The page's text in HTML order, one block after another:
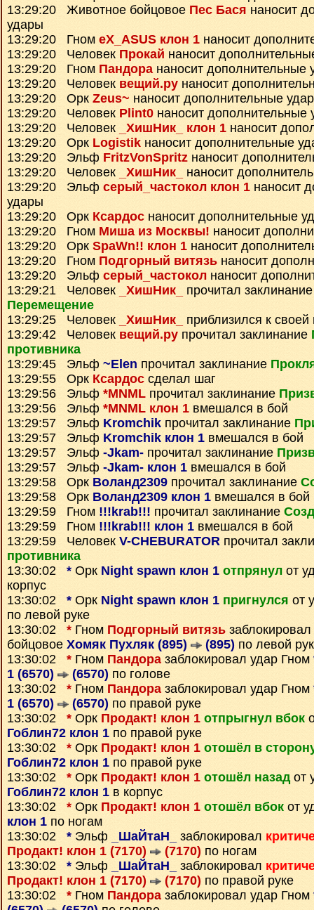
13:29:20 Животное бойцовое Пес Бася наносит
удары
13:29:20 Гном eX_ASUS клон 1 наносит
13:29:20 Человек Прокай наносит
13:29:20 Гном Пандорананосит дополнительные
13:29:20 Человек вещий.ру наносит
13:29:20 Орк Zeus~ наносит дополнительные
13:29:20 Человек Plint0 наносит дополнительные
13:29:20 Человек
_ХишНик_ клон 1 наносит
13:29:20 Орк Logistik наносит дополнительные
13:29:20 Эльф FritzVonSpritz наносит
13:29:20 Человек
_ХишНик_
наносит
13:29:20 Эльф серый_частокол клон 1 наносит
удары
13:29:20 Орк Ксардос наносит дополнительные
13:29:20 Гном Миша из Москвы! наносит
13:29:20 Орк SpaWn!! клон 1 наносит
13:29:20 Гном Подгорный витязь наносит
13:29:20 Эльф серый_частокол наносит
13:29:21 Человек
_ХишНик_
прочитал
Перемещение
13:29:25 Человек
_ХишНик_
приблизился к своей
13:29:42 Человек вещий.ру прочитал заклинание
противника
13:29:45 Эльф ~Elen прочитал заклинание
13:29:55 Орк Ксардос сделал шаг
13:29:56 Эльф *MNML прочитал заклинание
13:29:56 Эльф *MNML клон 1 вмешался в бой
13:29:57 Эльф Kromchik прочитал заклинание
13:29:57 Эльф Kromchik клон 1 вмешался в бой
13:29:57 Эльф -Jkam- прочитал заклинание
13:29:57 Эльф -Jkam- клон 1 вмешался в бой
13:29:58 Орк Воланд2309 прочитал заклинание
13:29:58 Орк Воланд2309 клон 1 вмешался в бой
13:29:59 Гном !!!krab!!! прочитал заклинание
13:29:59 Гном !!!krab!!! клон 1 вмешался в бой
13:29:59 Человек V-CHEBURATOR прочитал
противника
13:30:02 * Орк Night spawn клон 1 отпрянул от
корпус
13:30:02 * Орк Night spawn клон 1 пригнулся от
по левой руке
13:30:02 * Гном Подгорный витязь
бойцовое Хомяк Пухляк (895) (895) по левой
13:30:02 * Гном Пандора заблокировал удар Гном
1 (6570)
(6570) по голове
13:30:02 * Гном Пандоразаблокировал удар Гном
1 (6570)
(6570) по правой руке
13:30:02 * Орк Продакт! клон 1 отпрыгнул вбок
Гоблин72 клон 1 по правой руке
13:30:02 * Орк Продакт! клон 1 отошёл в
Гоблин72 клон 1 по правой руке
13:30:02 * Орк Продакт! клон 1 отошёл назадот
Гоблин72 клон 1 в корпус
13:30:02 * Орк Продакт! клон 1 отошёл вбок от
клон 1 по ногам
13:30:02 * Эльф _ШаЙтаН_ заблокировал
Продакт! клон 1 (7170)
(7170) по ногам
13:30:02 * Эльф _ШаЙтаН_ заблокировал
Продакт! клон 1 (7170)
(7170) по правой руке
13:30:02 * Гном Пандора заблокировал удар Гном